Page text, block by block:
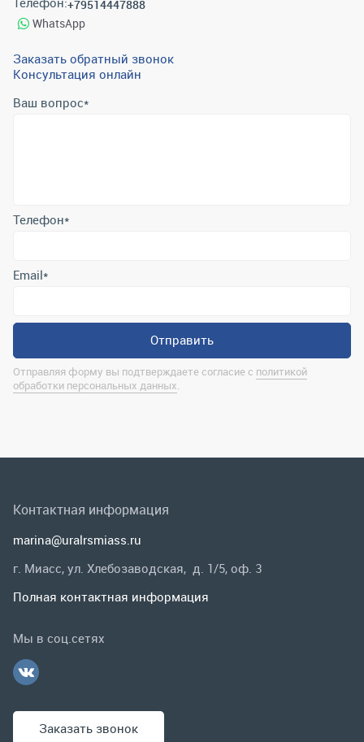
+79514447888
WhatsApp
Заказать обратный звонок
Консультация онлайн
Ваш вопрос*
Отправляя форму вы подтверждаете согласие с
Спецпредложения
Гарантии и возврат
Контактная информация
marina@uralrsmiass.ru
Заказать звонок